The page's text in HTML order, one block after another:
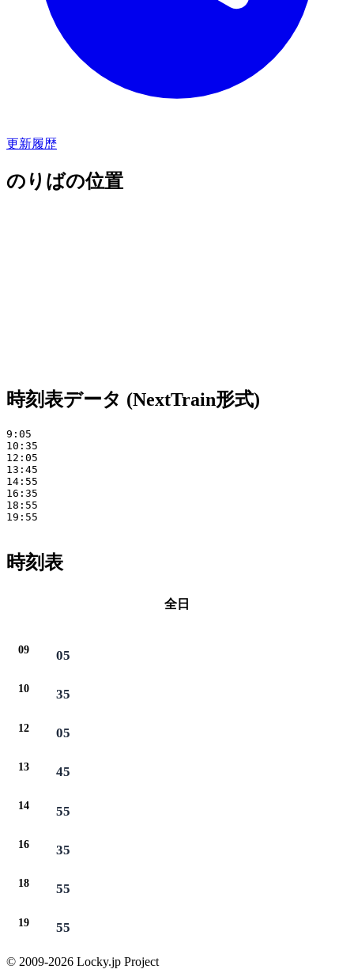
更新履歴
のりばの位置
時刻表データ (NextTrain形式)
9:05
10:35
12:05
13:45
14:55
16:35
18:55
19:55
時刻表
全日
09 05
10 35
12 05
13 45
14 55
16 35
18 55
19 55
© 2009-2026 Locky.jp Project